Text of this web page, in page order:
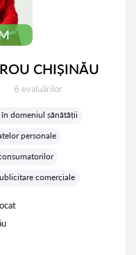
CHIȘINĂU
Evaluărilor:
6 evaluărilor
domeniul sănătății
personale
comerciale